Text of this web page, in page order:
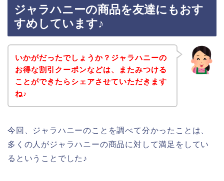
ジャラハニーの商品を友達にもおす
すめしています♪
いかがだったでしょうか？ジャラハニーの
お得な割引クーポンなどは、またみつける
ことができたらシェアさせていただきます
ね♪
今回、ジャラハニーのことを調べて分かったことは、
多くの人がジャラハニーの商品に対して満足をしてい
るということでした♪